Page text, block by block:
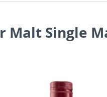
Malt Single